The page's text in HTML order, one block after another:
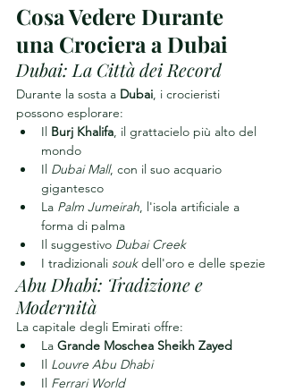
Cosa Vedere Durante
una Crociera a Dubai
Dubai: La Città dei Record
Durante la sosta a Dubai, i crocieristi
possono esplorare:
Il Burj Khalifa, il grattacielo più alto del
mondo
Il Dubai Mall, con il suo acquario
gigantesco
La Palm Jumeirah, l'isola artificiale a
forma di palma
Il suggestivo Dubai Creek
I tradizionali souk dell'oro e delle spezie
Abu Dhabi: Tradizione e
Modernità
La capitale degli Emirati offre:
La Grande Moschea Sheikh Zayed
Il Louvre Abu Dhabi
Il Ferrari World